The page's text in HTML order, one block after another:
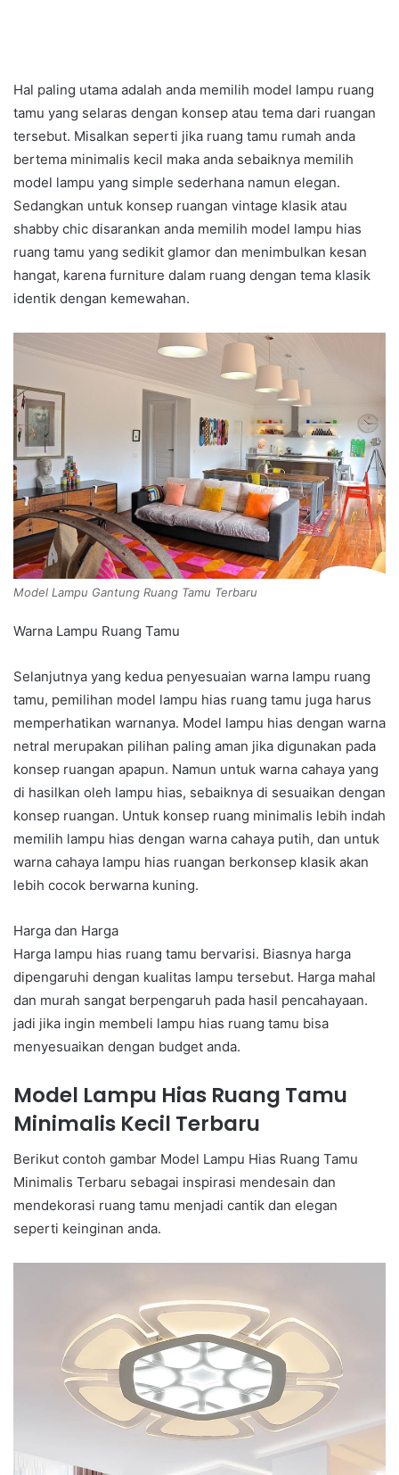
Hal paling utama adalah anda memilih model lampu ruang
tamu yang selaras dengan konsep atau tema dari ruangan
tersebut. Misalkan seperti jika ruang tamu rumah anda
bertema minimalis kecil maka anda sebaiknya memilih
model lampu yang simple sederhana namun elegan.
Sedangkan untuk konsep ruangan vintage klasik atau
shabby chic disarankan anda memilih model lampu hias
ruang tamu yang sedikit glamor dan menimbulkan kesan
hangat, karena furniture dalam ruang dengan tema klasik
identik dengan kemewahan.
Model Lampu Gantung Ruang Tamu Terbaru
Warna Lampu Ruang Tamu
Selanjutnya yang kedua penyesuaian warna lampu ruang
tamu, pemilihan model lampu hias ruang tamu juga harus
memperhatikan warnanya. Model lampu hias dengan warna
netral merupakan pilihan paling aman jika digunakan pada
konsep ruangan apapun. Namun untuk warna cahaya yang
di hasilkan oleh lampu hias, sebaiknya di sesuaikan dengan
konsep ruangan. Untuk konsep ruang minimalis lebih indah
memilih lampu hias dengan warna cahaya putih, dan untuk
warna cahaya lampu hias ruangan berkonsep klasik akan
lebih cocok berwarna kuning.
Harga dan Harga
Harga lampu hias ruang tamu bervarisi. Biasnya harga
dipengaruhi dengan kualitas lampu tersebut. Harga mahal
dan murah sangat berpengaruh pada hasil pencahayaan.
jadi jika ingin membeli lampu hias ruang tamu bisa
menyesuaikan dengan budget anda.
Model Lampu Hias Ruang Tamu
Minimalis Kecil Terbaru
Berikut contoh gambar Model Lampu Hias Ruang Tamu
Minimalis Terbaru sebagai inspirasi mendesain dan
mendekorasi ruang tamu menjadi cantik dan elegan
seperti keinginan anda.